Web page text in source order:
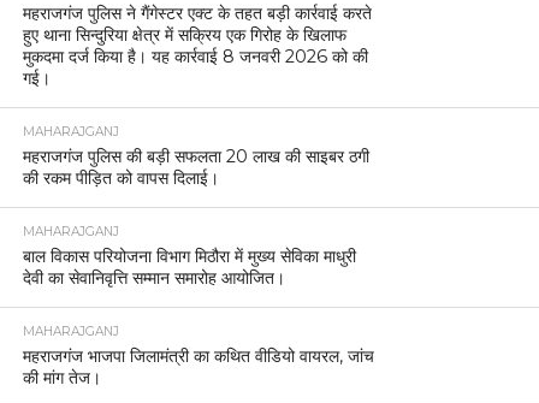
महराजगंज पुलिस ने गैंगेस्टर एक्ट के तहत बड़ी कार्रवाई करते
हुए थाना सिन्दुरिया क्षेत्र में सक्रिय एक गिरोह के खिलाफ
मुकदमा दर्ज किया है। यह कार्रवाई 8 जनवरी 2026 को की
गई।
MAHARAJGANJ
महराजगंज पुलिस की बड़ी सफलता 20 लाख की साइबर ठगी
की रकम पीड़ित को वापस दिलाई।
MAHARAJGANJ
बाल विकास परियोजना विभाग मिठौरा में मुख्य सेविका माधुरी
देवी का सेवानिवृत्ति सम्मान समारोह आयोजित।
MAHARAJGANJ
महराजगंज भाजपा जिलामंत्री का कथित वीडियो वायरल, जांच
की मांग तेज।